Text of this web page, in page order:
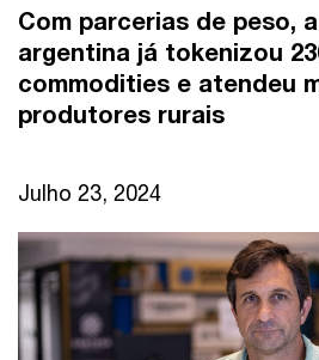
Com parcerias de peso,
argentina já tokenizou
commodities e atendeu
produtores rurais
Julho 23, 2024